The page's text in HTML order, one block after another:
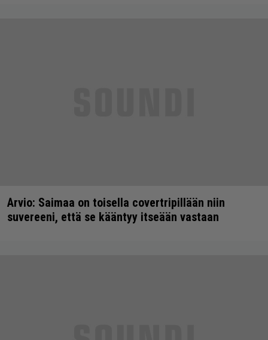
Arvio: Saimaa on toisella covertripillään niin
suvereeni, että se kääntyy itseään vastaan